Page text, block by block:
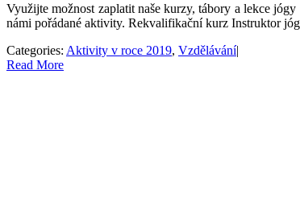
Využijte možnost zaplatit naše kurzy, tábory a lekce
námi pořádané aktivity. Rekvalifikační kurz Instruktor
Categories: Aktivity v roce 2019, Vzdělávání|
Read More